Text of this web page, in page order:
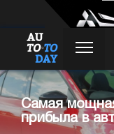
Самая
прибыла в